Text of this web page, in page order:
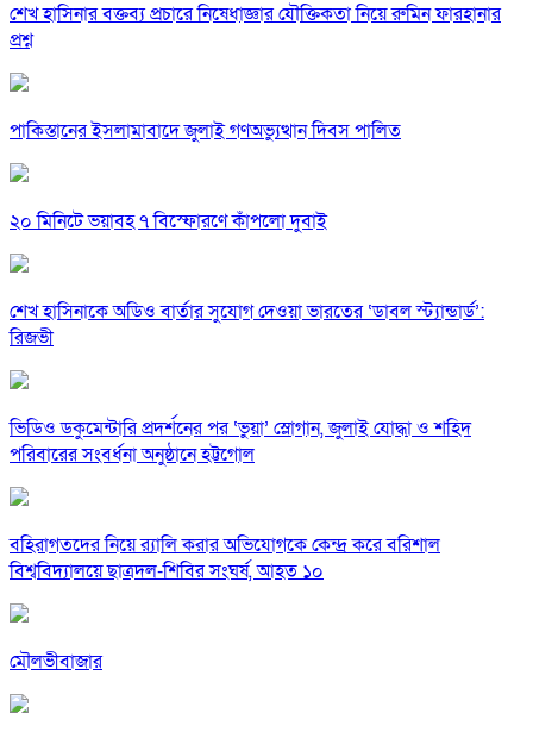
শেখ হাসিনার বক্তব্য প্রচারে নিষেধাজ্ঞার যৌক্তিকতা নিয়ে রুমিন ফারহানার
প্রশ্ন
পাকিস্তানের ইসলামাবাদে জুলাই গণঅভ্যুত্থান দিবস পালিত
২০ মিনিটে ভয়াবহ ৭ বিস্ফোরণে কাঁপলো দুবাই
শেখ হাসিনাকে অডিও বার্তার সুযোগ দেওয়া ভারতের ‘ডাবল স্ট্যান্ডার্ড’:
রিজভী
ভিডিও ডকুমেন্টারি প্রদর্শনের পর ‘ভুয়া’ স্লোগান, জুলাই যোদ্ধা ও শহিদ
পরিবারের সংবর্ধনা অনুষ্ঠানে হট্টগোল
বহিরাগতদের নিয়ে র‍্যালি করার অভিযোগকে কেন্দ্র করে বরিশাল
বিশ্ববিদ্যালয়ে ছাত্রদল-শিবির সংঘর্ষ, আহত ১০
মৌলভীবাজার